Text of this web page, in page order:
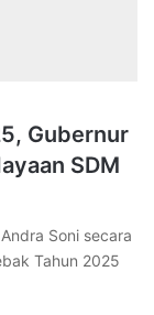
Gubernur
SDM
Soni secara
Tahun 2025